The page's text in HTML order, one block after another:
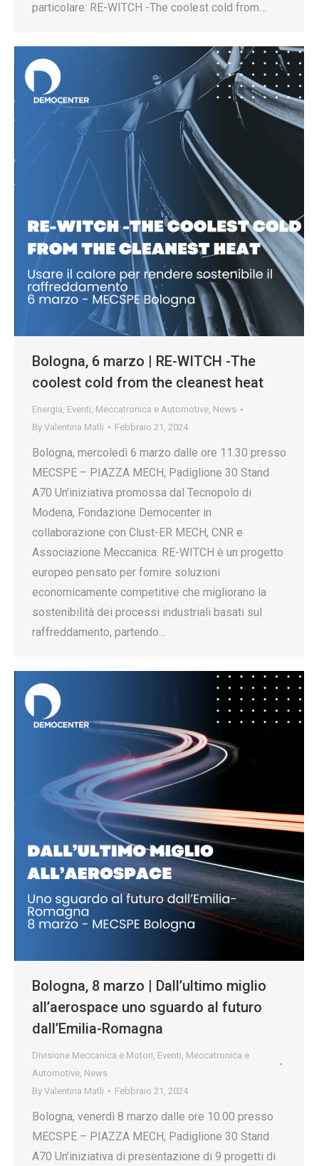
particolare: RE-WITCH -The coolest cold from…
Bologna, 6 marzo | RE-WITCH -The
coolest cold from the cleanest heat
Energia, Eventi, Meccatronica e Automotive, News
By Valentina Matli Febbraio 21, 2024
Bologna, mercoledì 6 marzo dalle ore 11.30 presso
MECSPE – PIAZZA MECH, Padiglione 30 Stand
A70 Un’iniziativa promossa dal Tecnopolo di
Modena, Fondazione Democenter in
collaborazione con Clust-ER MECH, CNR e
Associazione Meccanica. RE-WITCH è un progetto
europeo pensato per fornire soluzioni
economicamente competitive che migliorano la
sostenibilità dei processi industriali basati sul
raffreddamento, partendo…
Bologna, 8 marzo | Dall’ultimo miglio
all’aerospace uno sguardo al futuro
dall’Emilia-Romagna
Divisione Meccanica e Motori, Eventi, Meccatronica e
Automotive, News
By Valentina Matli Febbraio 21, 2024
Bologna, venerdì 8 marzo dalle ore 10.00 presso
MECSPE – PIAZZA MECH, Padiglione 30 Stand
A70 Un’iniziativa di presentazione di 9 progetti di